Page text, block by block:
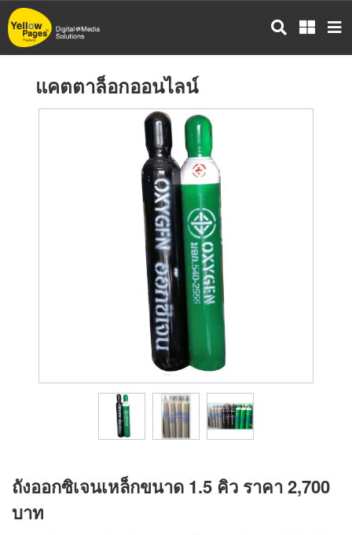
ข้าม
ไป
แคตตาล็อกออนไลน์
ถังออกซิเจนเหล็กขนาด 1.5 คิว ราคา 2,700
บาท